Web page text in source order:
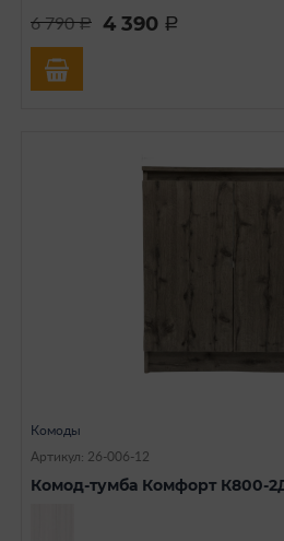
6 790a 4 390 a
Комоды
Артикул: 26-006-12
Комод-тумба Комфорт К800-